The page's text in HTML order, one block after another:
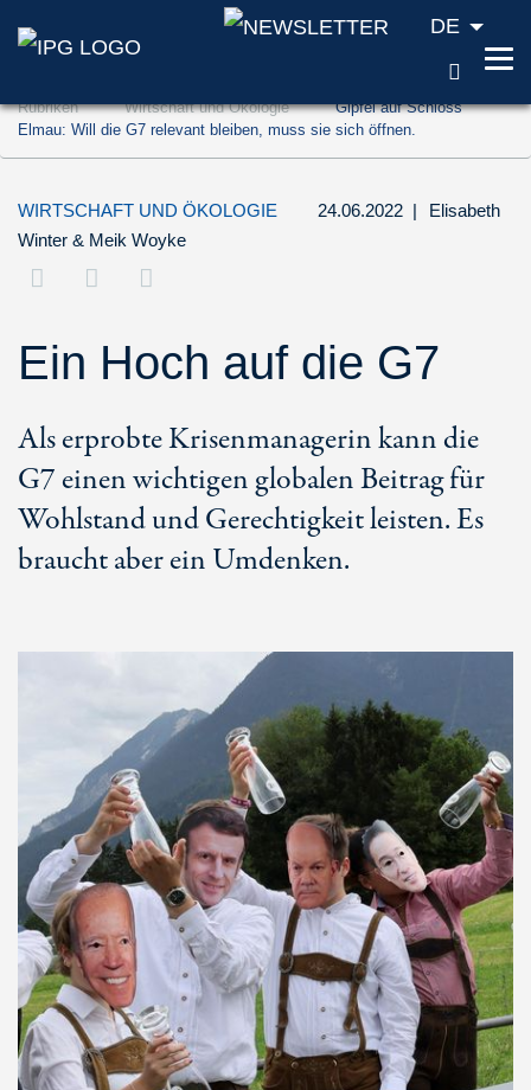
Zum Inhalt springen (Accesskey '1')
Zur Suche springen (Accesskey '2')
DE
Rubriken Wirtschaft und Ökologie
Gipfel auf Schloss
Elmau: Will die G7 relevant bleiben, muss sie sich öffnen.
WIRTSCHAFT UND ÖKOLOGIE 24.06.2022 |
Elisabeth
Winter & Meik Woyke
Ein Hoch auf die G7
Als erprobte Krisenmanagerin kann die
G7 einen wichtigen globalen Beitrag für
Wohlstand und Gerechtigkeit leisten. Es
braucht aber ein Umdenken.